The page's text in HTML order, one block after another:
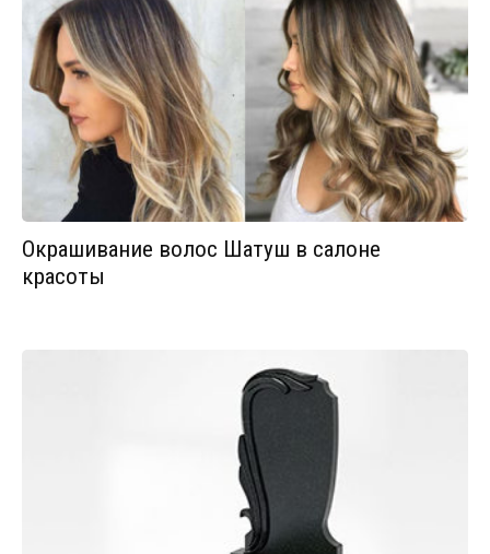
Окрашивание волос Шатуш в салоне
красоты